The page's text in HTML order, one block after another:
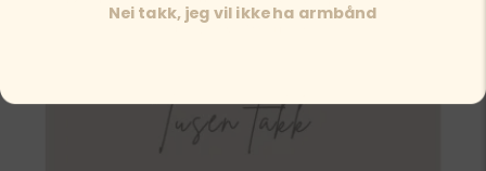
Nei takk, jeg vil ikke ha armbånd